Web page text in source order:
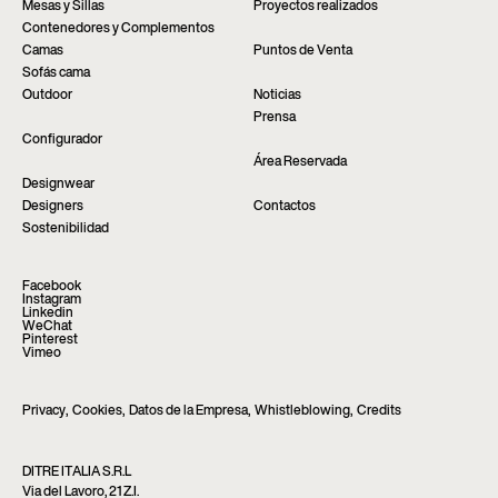
Mesas y Sillas
Proyectos realizados
Contenedores y Complementos
Camas
Puntos de Venta
Sofás cama
Outdoor
Noticias
Prensa
Configurador
Área Reservada
Designwear
Designers
Contactos
Sostenibilidad
Facebook
Instagram
Linkedin
WeChat
Pinterest
Vimeo
Privacy, Cookies, Datos de la Empresa, Whistleblowing, Credits
DITRE ITALIA S.R.L
Via del Lavoro, 21 Z.I.